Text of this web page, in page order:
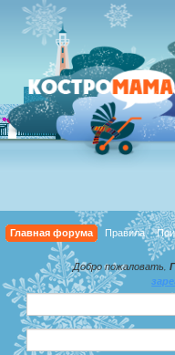
Главная форума Правила
Добро пожаловать,